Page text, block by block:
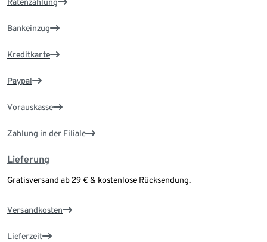
Ratenzahlung
Bankeinzug
Kreditkarte
Paypal
Vorauskasse
Zahlung in der Filiale
Lieferung
Gratisversand ab 29 € & kostenlose Rücksendung.
Versandkosten
Lieferzeit